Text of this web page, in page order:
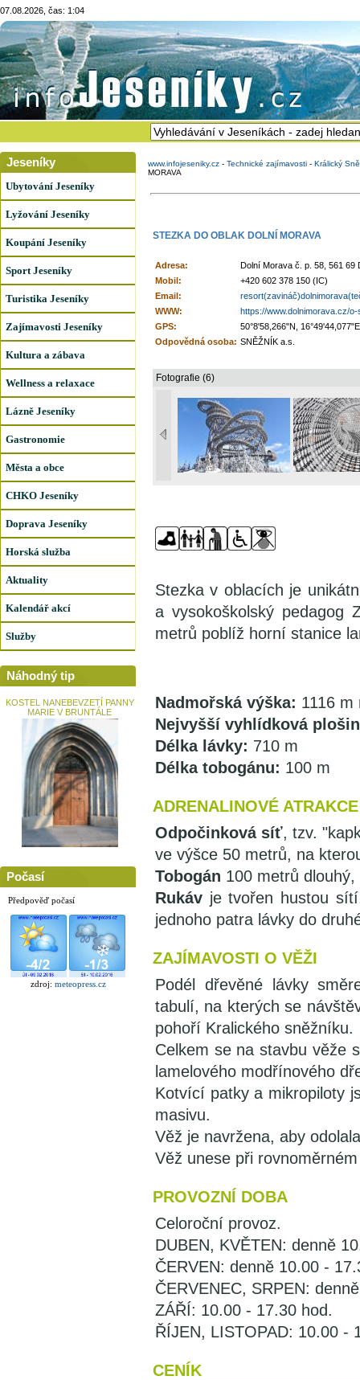
07.08.2026, čas: 1:04
Jeseníky
Ubytování Jeseníky
Lyžování Jeseníky
Koupání Jeseníky
Sport Jeseníky
Turistika Jeseníky
Zajímavosti Jeseníky
Kultura a zábava
Wellness a relaxace
Lázně Jeseníky
Gastronomie
Města a obce
CHKO Jeseníky
Doprava Jeseníky
Horská služba
Aktuality
Kalendář akcí
Služby
Náhodný tip
KOSTEL NANEBEVZETÍ PANNY
MARIE V BRUNTÁLE
Počasí
Předpověď počasí
zdroj: meteopress.cz
www.infojeseniky.cz - Technické zajímavosti - Králický
MORAVA
STEZKA DO OBLAK DOLNÍ MORAVA
Adresa:
Dolní Morava č. p. 58, 561 69
Mobil:
+420 602 378 150 (IC)
Email:
WWW:
https://www.dolnimorava.cz/
GPS:
50°8'58,266"N, 16°49'44,077"E
Odpovědná osoba: SNĚŽNÍK a.s.
Fotografie (6)
Stezka v oblacích je
a vysokoškolský pedagog
metrů poblíž horní stanice
Nadmořská výška: 1116 m
Nejvyšší vyhlídková
Délka lávky: 710 m
Délka tobogánu: 100 m
ADRENALINOVÉ ATRAKCE
Odpočinková síť, tzv.
ve výšce 50 metrů, na
Tobogán 100 metrů
Rukáv je tvořen hustou
jednoho patra lávky do
ZAJÍMAVOSTI O VĚŽI
Podél dřevěné lávky
tabulí, na kterých se
pohoří Kralického sněžníku.
Celkem se na stavbu věže
lamelového modřínového
Kotvící patky a mikropiloty
masivu.
Věž je navržena, aby
Věž unese při
PROVOZNÍ DOBA
Celoroční provoz.
DUBEN, KVĚTEN: denně
ČERVEN: denně 10.00 -
ČERVENEC, SRPEN:
ZÁŘÍ: 10.00 - 17.30 hod.
ŘÍJEN, LISTOPAD: 10.00 -
CENÍK